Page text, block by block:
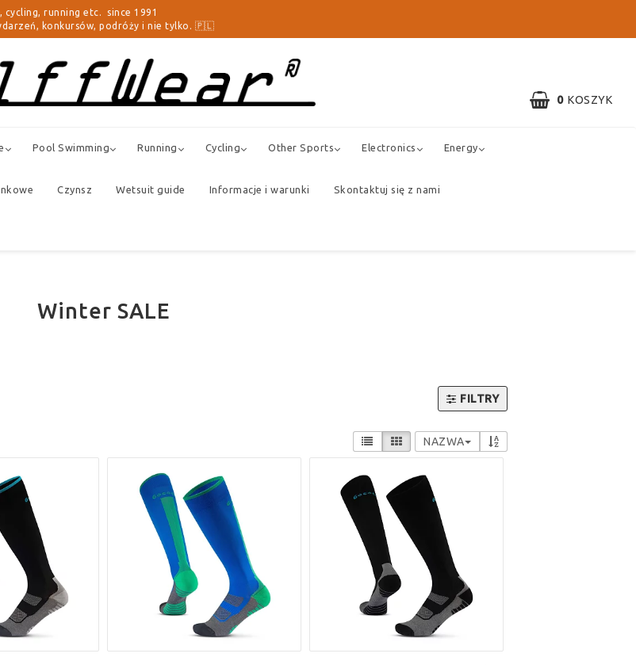
running etc. since 1991
konkursów, podróży i nie tylko. 🇵🇱
0 KOSZYK
Pool Swimming Running Cycling Other Sports Electronics Energy
Czynsz Wetsuit guide Informacje i warunki Skontaktuj się z nami
Winter SALE
FILTRY
NAZWA